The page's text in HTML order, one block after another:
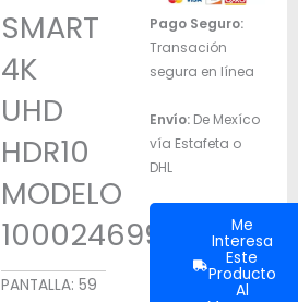
SMART
4K
UHD
HDR10
MODELO
100024699
PANTALLA: 59
Pago Seguro:
Transación
segura en línea
Envío:De Mexíco
vía Estafeta o
DHL
Me
Interesa
Este
Producto
Al